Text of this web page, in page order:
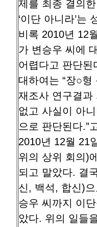
제를 최종 결의
‘이단 아니라’는
비록 2010년 12
가 변승우 씨에
어렵다고 판단된
대하여는 “장○
재조사 연구결과
없고 사실이 아
으로 판단된다.”
2010년 12월 21
위의 상위 회의)
되고 말았다. 결
신, 백석, 합신)
승우 씨까지 이
았다. 위의 일들